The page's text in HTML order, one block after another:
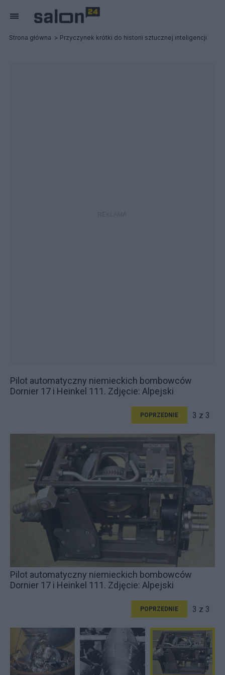
Strona główna Przyczynek krótki do historii sztucznej inteligencji
Pilot automatyczny niemieckich bombowców
Dornier 17 i Heinkel 111. Zdjęcie: Alpejski
POPRZEDNIE 3 z 3
Pilot automatyczny niemieckich bombowców
Dornier 17 i Heinkel 111. Zdjęcie: Alpejski
POPRZEDNIE 3 z 3